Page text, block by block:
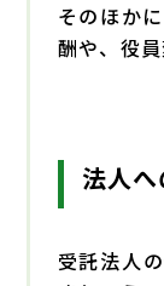
そのほか
酬や、役
法人
受託法人